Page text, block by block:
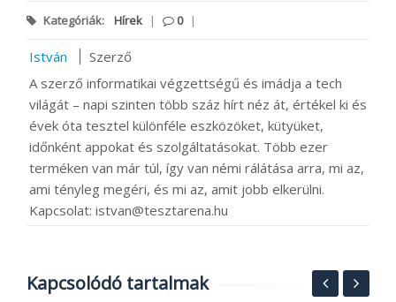
Kategóriák: Hírek | 0 |
István
Szerző
A szerző informatikai végzettségű és imádja a tech
világát – napi szinten több száz hírt néz át, értékel ki és
évek óta tesztel különféle eszközöket, kütyüket,
időnként appokat és szolgáltatásokat. Több ezer
terméken van már túl, így van némi rálátása arra, mi az,
ami tényleg megéri, és mi az, amit jobb elkerülni.
Kapcsolat: istvan@tesztarena.hu
Kapcsolódó tartalmak